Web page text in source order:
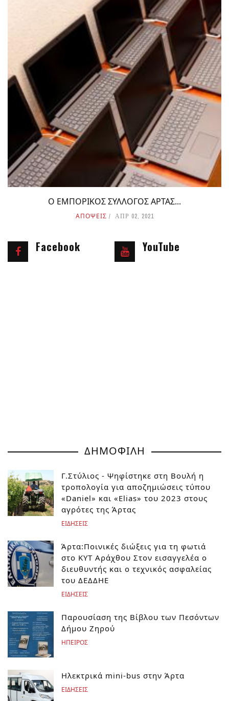
Ο ΕΜΠΟΡΙΚΟΣ ΣΥΛΛΟΓΟΣ ΑΡΤΑΣ...
ΑΠΟΨΕΙΣ ΑΠΡ 02, 2021
Facebook YouTube
ΔΗΜΟΦΙΛΗ
Γ.Στύλιος - Ψηφίστηκε στη Βουλή η
τροπολογία για αποζημιώσεις τύπου
«Daniel» και «Elias» του 2023 στους
αγρότες της Άρτας
ΕΙΔΗΣΕΙΣ
Άρτα:Ποινικές διώξεις για τη φωτιά
στο ΚΥΤ Αράχθου Στον εισαγγελέα ο
διευθυντής και ο τεχνικός ασφαλείας
του ΔΕΔΔΗΕ
ΕΙΔΗΣΕΙΣ
Παρουσίαση της Βίβλου των Πεσόντων
Δήμου Ζηρού
ΗΠΕΙΡΟΣ
Ηλεκτρικά mini-bus στην Άρτα
ΕΙΔΗΣΕΙΣ